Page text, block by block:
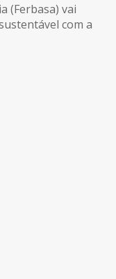
(Ferbasa) vai
com a